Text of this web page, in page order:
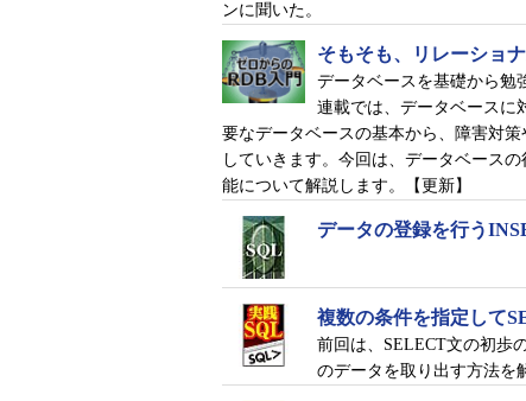
図27-1 Windowsイベントビュー
トラブルの原因を探る
「エラー9001」と、それに関連
まずエラー9001には、「データ
ます。また、この直後の「エラー
種類: 2 'DB_SHUTDOWN'） が発
ンに聞いた。
そもそも、リレーショ
データベースを基礎から勉
連載では、データベースに
要なデータベースの基本から、障害対
していきます。今回は、データベース
能について解説します。【更新】
データの登録を行う
複数の条件を指定して
前回は、SELECT文の初歩
のデータを取り出す方法を